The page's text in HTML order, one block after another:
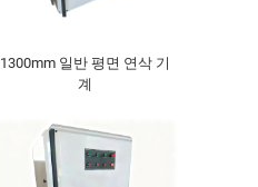
1300mm 일반 평면 연삭 기
계